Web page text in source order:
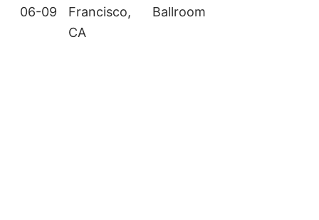
06-09
Francisco,
CA
Ballroom